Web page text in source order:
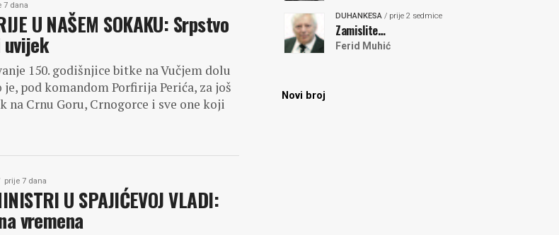
7 dana
U NAŠEM SOKAKU: Srpstvo
uvijek
150. godišnjice bitke na Vučjem dolu
pod komandom Porfirija Perića, za još
na Crnu Goru, Crnogorce i sve one koji
prije 7 dana
U SPAJIĆEVOJ VLADI:
vremena
DUHANKESA / prije 2 sedmice
Zamislite…
Ferid Muhić
Novi broj